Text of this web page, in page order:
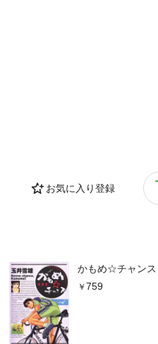
お気に入り登録
かもめ☆チャンス
759